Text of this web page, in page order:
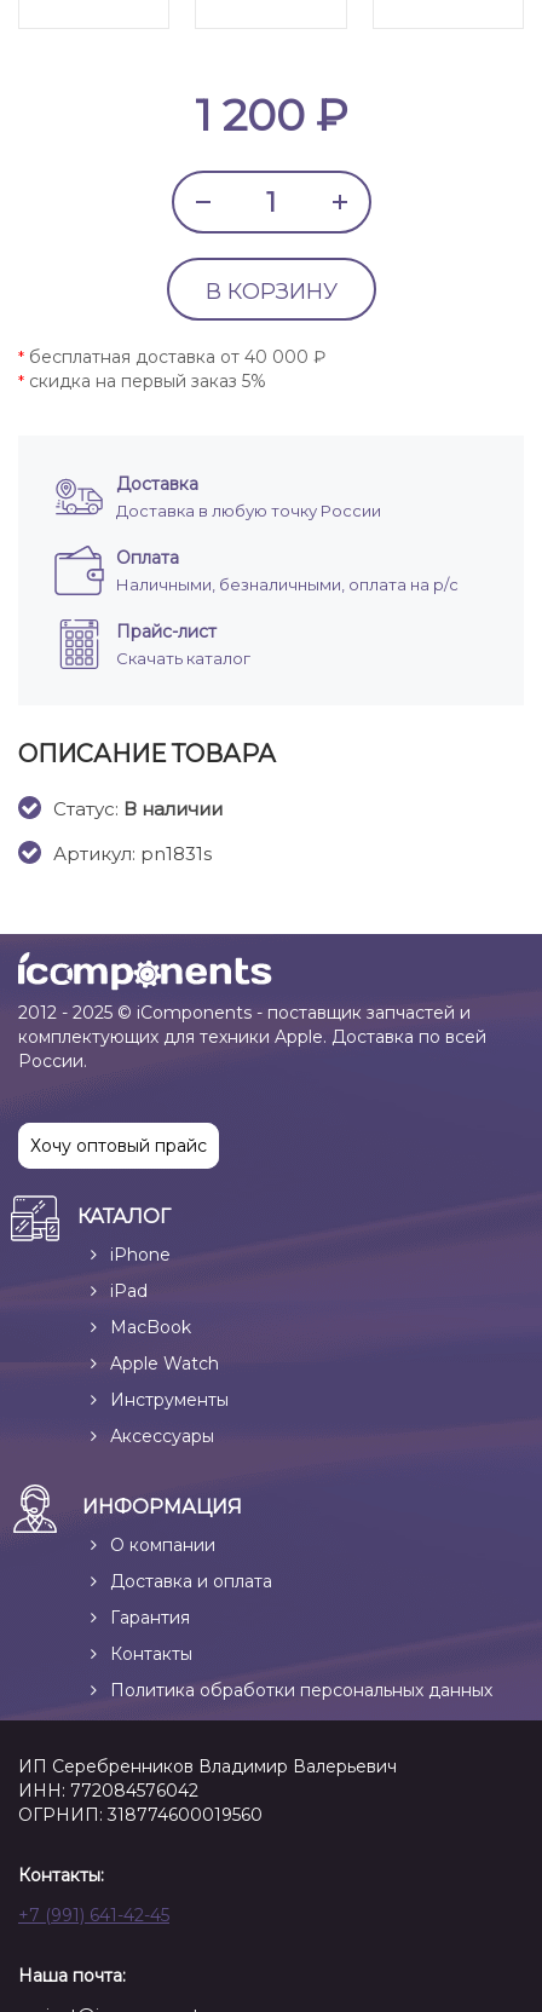
1 200 ₽
В КОРЗИНУ
* бесплатная доставка от 40 000 ₽
* скидка на первый заказ 5%
Доставка
Доставка в любую точку России
Оплата
Наличными, безналичными, оплата на р/с
Прайс-лист
Скачать каталог
ОПИСАНИЕ ТОВАРА
Cтатус: В наличии
Артикул: pn1831s
2012 - 2025 © iComponents - поставщик запчастей и
комплектующих для техники Apple. Доставка по всей
России.
Хочу оптовый прайс
КАТАЛОГ
iPhone
iPad
MacBook
Apple Watch
Инструменты
Аксессуары
ИНФОРМАЦИЯ
О компании
Доставка и оплата
Гарантия
Контакты
Политика обработки персональных данных
ИП Серебренников Владимир Валерьевич
ИНН: 772084576042
ОГРНИП: 318774600019560
Контакты:
+7 (991) 641-42-45
Наша почта: